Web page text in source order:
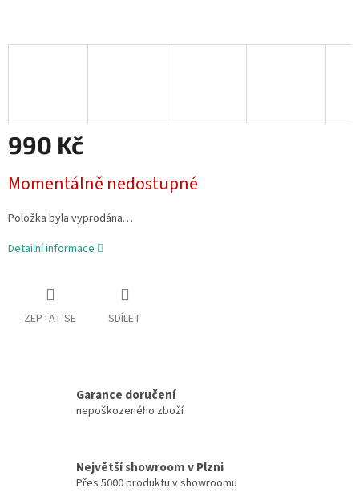
990 Kč
cena:
Momentálně nedostupné
Položka byla vyprodána…
Detailní informace
ZEPTAT SE SDÍLET
Garance doručení
nepoškozeného zboží
Největší showroom v Plzni
Přes 5000 produktu v showroomu